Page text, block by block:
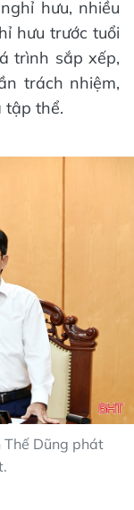
hưu, nhiều
hưu trước tuổi
trình sắp xếp,
trách nhiệm,
tập thể.
Thế Dũng phát